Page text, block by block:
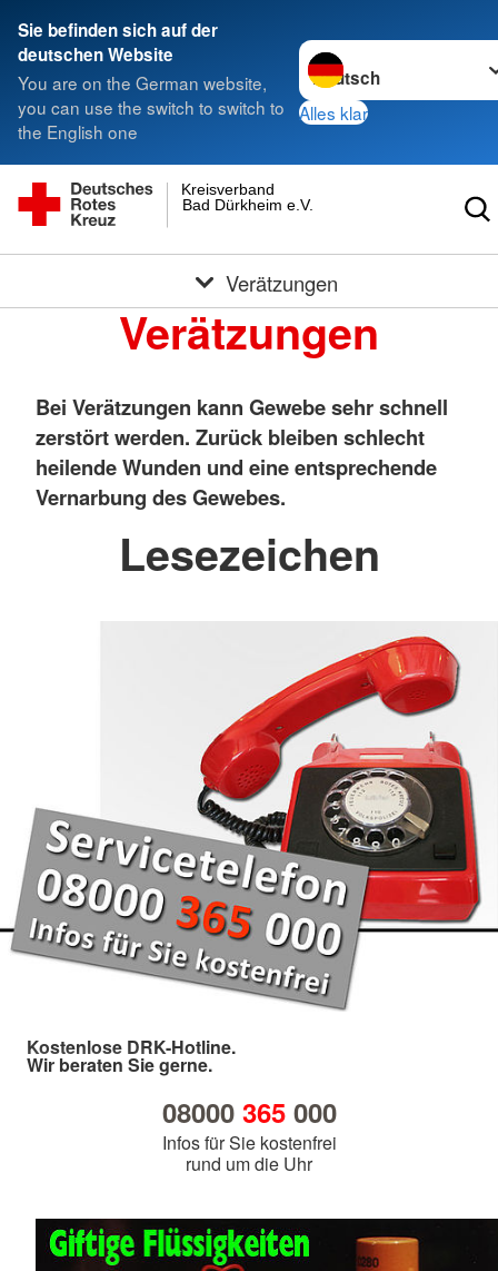
Sie befinden sich auf der
deutschen Website
You are on the German website,
you can use the switch to switch to
the English one
Sprache wechseln zu
Alles klar
Bad Dürkheim e.V.
Kreisverband
Verätzungen
Verätzungen
Bei Verätzungen kann Gewebe sehr schnell
zerstört werden. Zurück bleiben schlecht
heilende Wunden und eine entsprechende
Vernarbung des Gewebes.
Lesezeichen
Kostenlose DRK-Hotline.
Wir beraten Sie gerne.
08000 365000
Infos für Sie kostenfrei
rund um die Uhr